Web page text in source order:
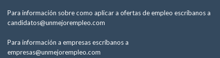
Para información sobre como aplicar a ofertas de empleo escríbanos a
candidatos@unmejorempleo.com
Para información a empresas escríbanos a
empresas@unmejorempleo.com